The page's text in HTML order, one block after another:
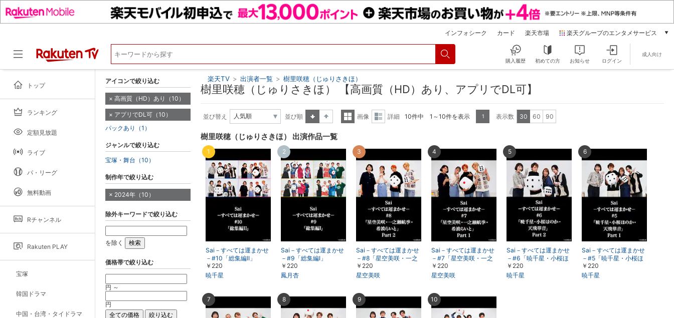
インフォシーク カード 楽天市場 楽天グループのエンタメサービス
本/ゲーム/CD/DVD
音楽配信
楽天ミュージック
動画配信
動画配信ガイド
Rakuten PLAY
無料テレビ
Rチャンネル
楽天チケット
エンタメニュース
推し楽
購入履歴 初めての方 お知らせ ログイン
成人向け
トップ
ランキング
定額見放題
ライブ
パ・リーグ
無料動画
Rチャンネル
Rakuten PLAY
宝塚
韓国ドラマ
中国・台湾・タイドラマ
楽天TV > 出演者一覧 > 樹里咲穂（じゅりさきほ）
樹里咲穂（じゅりさきほ） 【高画質（HD）あり、アプリでDL可】
並び替え
並び順
画像
詳細 10件中 1～10件を表示 1 表示数 30 60 90
樹里咲穂（じゅりさきほ） 出演作品一覧
Sai－すべては運まかせ
－#10「総集編II」
￥220
暁千星
1
Sai－すべては運まかせ
－#9「総集編I」
￥220
鳳月杏
2
Sai－すべては運まかせ
－#8「星空美咲・一之
瀬航季・希波らいと」P
art 2
￥220
星空美咲
3
Sai－すべては運まかせ
－#7「星空美咲・一之
瀬航季・希波らいと」P
art 1
￥220
星空美咲
4
Sai－すべては運まかせ
－#6「暁千星・小桜ほ
のか・天飛華音」Part 2
￥220
暁千星
5
Sai－すべては運まかせ
－#5「暁千星・小桜ほ
のか・天飛華音」Part 1
￥220
暁千星
6
7 8 9 10
アイコンで絞り込む
高画質（HD）あり（10）
アプリでDL可（10）
パックあり（1）
ジャンルで絞り込む
宝塚・舞台（10）
制作年で絞り込む
2024年（10）
除外キーワードで絞り込む
を除く
価格帯で絞り込む
円 ～
円